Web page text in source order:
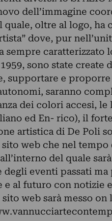
dell’immagine
quale, oltre al logo, ha
dove, pur
sempre caratterizzato
sono state create
supportare e
saranno
dei colori accesi,
ed En- rico), il
artistica di De Poli
web che nel
del quale
degli eventi passati
e al futuro con notizie
web sarà messo